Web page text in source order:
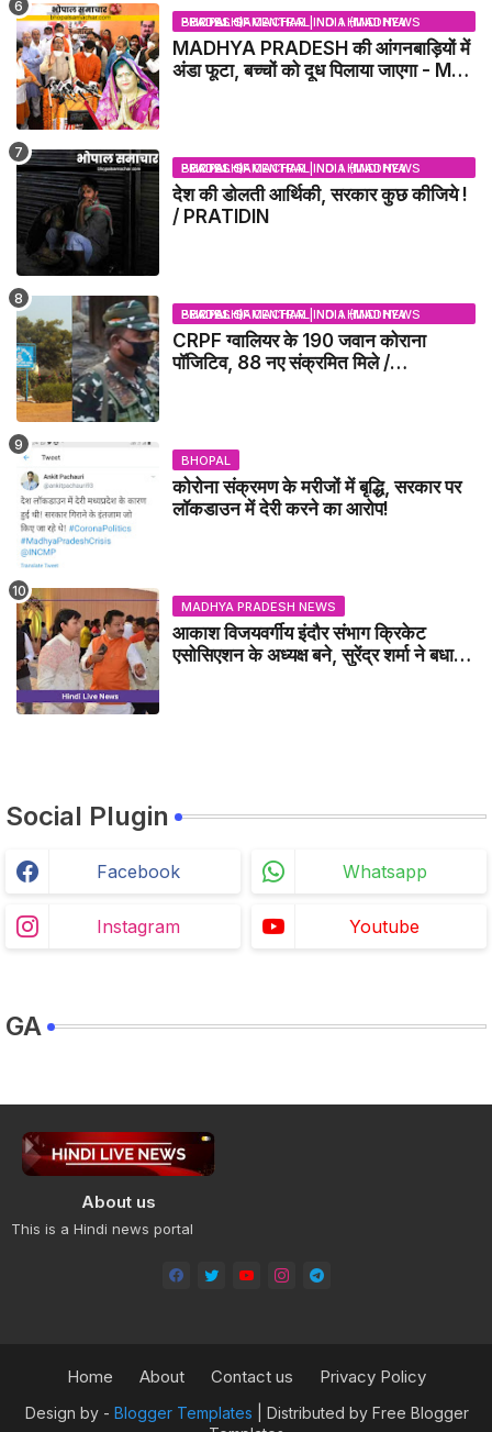
BHOPAL SAMACHAR | NO 1 HINDI NEWS PORTAL OF CENTRAL INDIA (MADHYA PRADESH)
MADHYA PRADESH की आंगनबाड़ियों में
अंडा फूटा, बच्चों को दूध पिलाया जाएगा - MP
BHOPAL SAMACHAR | NO 1 HINDI NEWS PORTAL OF CENTRAL INDIA (MADHYA PRADESH)
देश की डोलती आर्थिकी, सरकार कुछ कीजिये !
/ PRATIDIN
BHOPAL SAMACHAR | NO 1 HINDI NEWS PORTAL OF CENTRAL INDIA (MADHYA PRADESH)
CRPF ग्वालियर के 190 जवान कोराना
पॉजिटिव, 88 नए संक्रमित मिले /
BHOPAL
कोरोना संक्रमण के मरीजों में बृद्धि, सरकार पर
लॉकडाउन में देरी करने का आरोप!
MADHYA PRADESH NEWS
आकाश विजयवर्गीय इंदौर संभाग क्रिकेट
एसोसिएशन के अध्यक्ष बने, सुरेंद्र शर्मा ने बधाई
Social Plugin
Facebook Whatsapp
Instagram Youtube
GA
About us
This is a Hindi news portal
Design by - Blogger Templates | Distributed by Free Blogger
Home About Contact us Privacy Policy